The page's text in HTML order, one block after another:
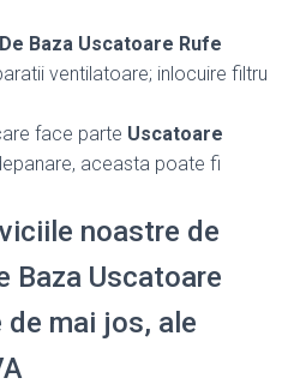
Baza Uscatoare Rufe
ventilatoare; inlocuire filtru
face parte Uscatoare
aceasta poate fi
noastre de
Baza Uscatoare
mai jos, ale